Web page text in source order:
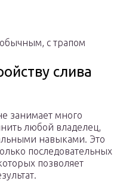
с трапом
слива
занимает много
любой владелец,
навыками. Это
последовательных
позволяет